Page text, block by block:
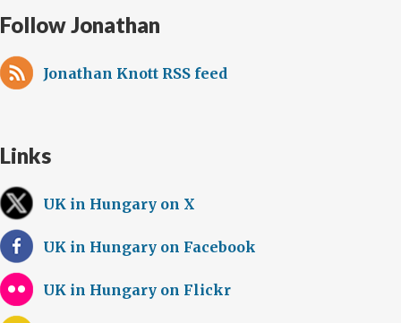
Follow Jonathan
Jonathan Knott RSS feed
Links
UK in Hungary on X
UK in Hungary on Facebook
UK in Hungary on Flickr